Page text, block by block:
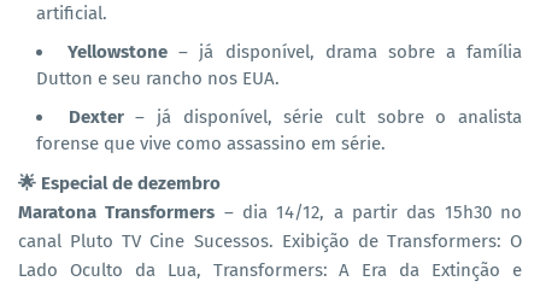
artificial.
Yellowstone– já disponível, drama sobre a família
Dutton e seu rancho nos EUA.
Dexter– já disponível, série cult sobre o analista
forense que vive como assassino em série.
🌟 Especial de dezembro
Maratona Transformers – dia 14/12, a partir das 15h30 no
canal Pluto TV Cine Sucessos. Exibição de Transformers: O
Lado Oculto da Lua, Transformers: A Era da Extinção e